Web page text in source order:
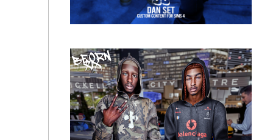
Футболка и штаны - KOBE SET